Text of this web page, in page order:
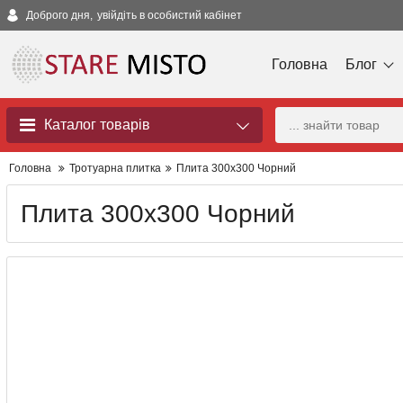
Доброго дня, увійдіть в особистий кабінет
Головна Блог
Каталог товарів
Головна Тротуарна плитка Плита 300x300 Чорний
Плита 300x300 Чорний